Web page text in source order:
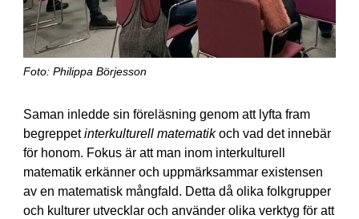
Foto: Philippa Börjesson
Saman inledde sin föreläsning genom att lyfta fram
begreppetinterkulturell matematikoch vad det innebär
för honom. Fokus är att man inom interkulturell
matematik erkänner och uppmärksammar existensen
av en matematisk mångfald. Detta då olika folkgrupper
och kulturer utvecklar och använder olika verktyg för att